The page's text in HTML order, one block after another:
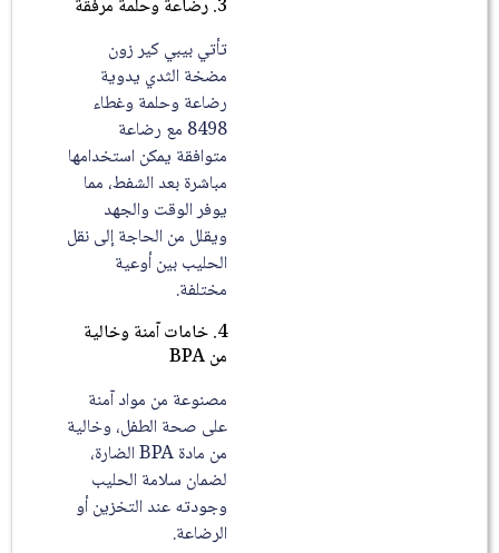
تأتي بيبي كير زون
مضخة الثدي يدوية
رضاعة وحلمة وغطاء
8498 مع رضاعة
متوافقة يمكن استخدامها
مباشرة بعد الشفط، مما
يوفر الوقت والجهد
ويقلل من الحاجة إلى نقل
الحليب بين أوعية
مختلفة.
4. خامات آمنة وخالية
من BPA
مصنوعة من مواد آمنة
على صحة الطفل، وخالية
من مادة BPA الضارة،
لضمان سلامة الحليب
وجودته عند التخزين أو
الرضاعة.